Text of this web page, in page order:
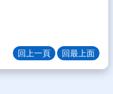
回上一頁 回最上面